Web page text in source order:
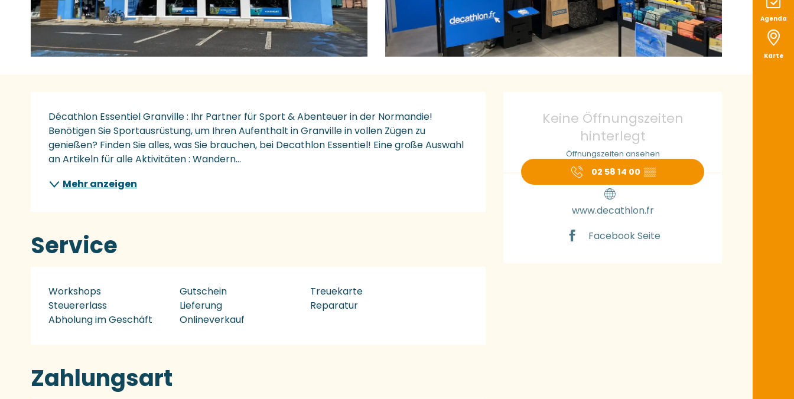
Agenda
Karte
Öffnungszeiten &
Keine Öffnungszeiten
hinterlegt
Öffnungszeiten ansehen
02 58 14 00 ▒▒
www.decathlon.fr
Facebook Seite
Beschreibung
Décathlon Essentiel Granville : Ihr Partner für Sport & Abenteuer in der Normandie!
Benötigen Sie Sportausrüstung, um Ihren Aufenthalt in Granville in vollen Zügen zu
genießen? Finden Sie alles, was Sie brauchen, bei Decathlon Essentiel! Eine große Auswahl
an Artikeln für alle Aktivitäten : Wandern...
Mehr anzeigen
Service
Workshops Gutschein
Treuekarte
Steuererlass
Lieferung
Reparatur
Abholung im Geschäft
Onlineverkauf
Zahlungsart